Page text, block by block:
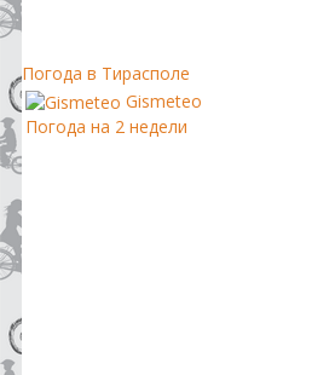
Погода в Тирасполе
Gismeteo
Погода на 2 недели